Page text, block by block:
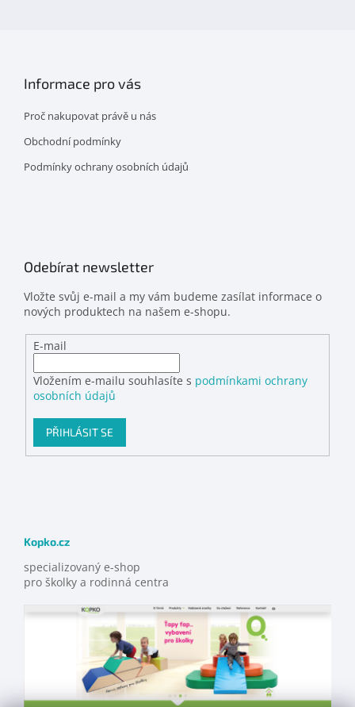
Informace pro vás
Proč nakupovat právě u nás
Obchodní podmínky
Podmínky ochrany osobních údajů
Odebírat newsletter
Vložte svůj e-mail a my vám budeme zasílat informace o
nových produktech na našem e-shopu.
E-mail
Vložením e-mailu souhlasíte s podmínkami ochrany
osobních údajů
PŘIHLÁSIT SE
Kopko.cz
specializovaný e-shop
pro školky a rodinná centra